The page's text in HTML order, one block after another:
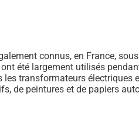
connus, en France,
été largement utilisés
transformateurs électriques
de peintures et de papiers